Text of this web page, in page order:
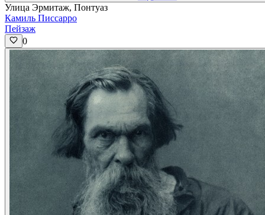
Улица Эрмитаж, Понтуаз
Камиль Писсарро
Пейзаж
0